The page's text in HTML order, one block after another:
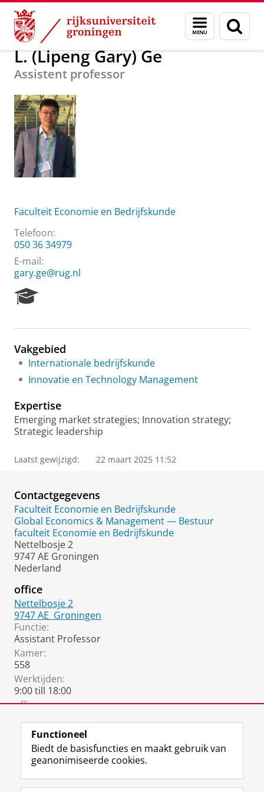
Skip
Content
Skip
Navigation
Menu
en
zoeken
Over ons L. (Lipeng Gary) Ge
L. (Lipeng Gary) Ge
Assistent professor
Faculteit Economie en Bedrijfskunde
Telefoon:
050 36 34979
E-mail:
gary.ge@rug.nl
e
r
c
h
o
r
t
a
Vakgebied
Internationale bedrijfskunde
Innovatie en Technology Management
Expertise
Emerging market strategies; Innovation strategy;
Strategic leadership
Laatst gewijzigd: 22 maart 2025 11:52
Contactgegevens
Faculteit Economie en Bedrijfskunde
Global Economics & Management — Bestuur
faculteit Economie en Bedrijfskunde
Nettelbosje 2
9747 AE Groningen
Nederland
office
Nettelbosje 2
9747 AE Groningen
Functie:
Assistant Professor
Kamer:
558
Werktijden:
9:00 till 18:00
office:
Volg de RUG
F
L
R I
Y
Functioneel
Biedt de basisfuncties en maakt gebruik van
geanonimiseerde cookies.